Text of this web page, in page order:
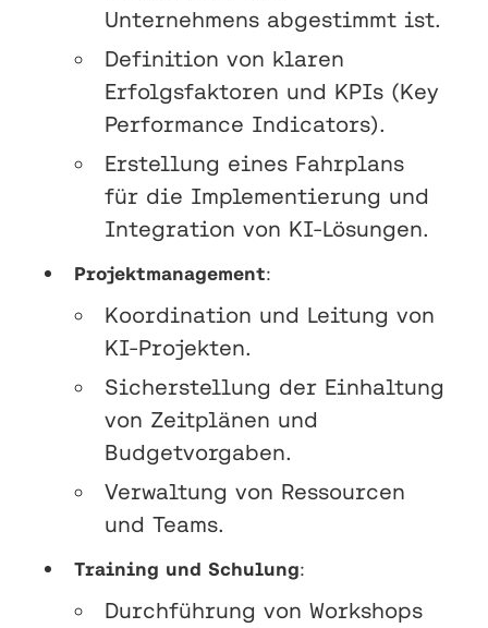
Unternehmens abgestimmt ist.
Definition von klaren
Erfolgsfaktoren und KPIs (Key
Performance Indicators).
Erstellung eines Fahrplans
für die Implementierung und
Integration von KI-Lösungen.
Projektmanagement:
Koordination und Leitung von
KI-Projekten.
Sicherstellung der Einhaltung
von Zeitplänen und
Budgetvorgaben.
Verwaltung von Ressourcen
und Teams.
Training und Schulung:
Durchführung von Workshops